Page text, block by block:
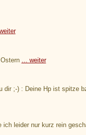
... weiter
dir ;-) : Deine Hp ist spitze
ich leider nur kurz rein